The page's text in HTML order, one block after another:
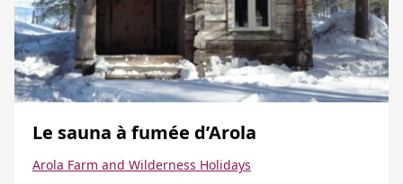
Le sauna à fumée d’Arola
Arola Farm and Wilderness Holidays